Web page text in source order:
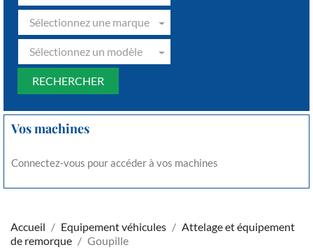
Sélectionnez une marque
Sélectionnez un modèle
Vos machines
Connectez-vous pour accéder à vos machines
Accueil Equipement véhicules
Attelage et équipement
de remorque
Goupille